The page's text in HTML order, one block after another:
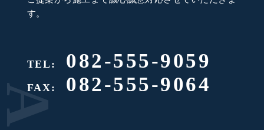
す。
TEL: 082-555-9059
FAX: 082-555-9064